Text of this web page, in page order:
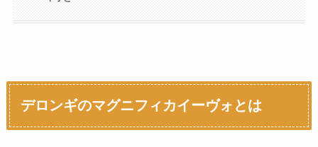
デロンギのマグニフィカイーヴォとは